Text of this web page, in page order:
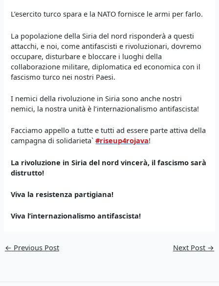
L’esercito turco spara e la NATO fornisce le armi per farlo.
La popolazione della Siria del nord risponderà a questi
attacchi, e noi, come antifascisti e rivoluzionari, dovremo
occupare, disturbare e bloccare i luoghi della
collaborazione militare, diplomatica ed economica con il
fascismo turco nei nostri Paesi.
I nemici della rivoluzione in Siria sono anche nostri
nemici, la nostra unità è l’internazionalismo antifascista!
Facciamo appello a tutte e tutti ad essere parte attiva della
campagna di solidarieta`#riseup4rojava!
La rivoluzione in Siria del nord vincerà, il fascismo sarà
distrutto!
Viva la resistenza partigiana!
Viva l’internazionalismo antifascista!
← Previous Post Next Post →